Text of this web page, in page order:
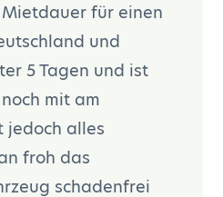
für einen
und
5 Tagen und ist
mit am
jedoch alles
froh das
schadenfrei